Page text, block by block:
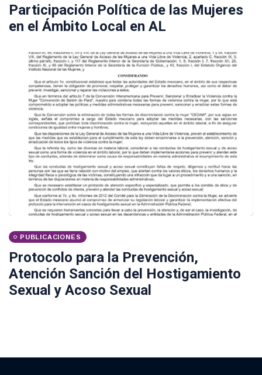
Participación Política de las Mujeres
en el Ámbito Local en AL
PUBLICACIONES
Protocolo para la Prevención,
Atención Sanción del Hostigamiento
Sexual y Acoso Sexual